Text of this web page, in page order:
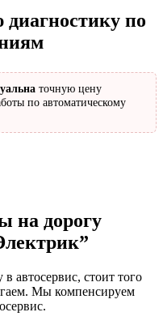
по
точную цену
по автоматическому
на дорогу
автосервис, стоит того
Мы компенсируем